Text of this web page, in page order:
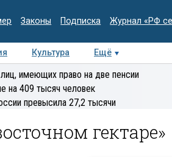
Законы Подписка Журнал «РФ
Культура
Ещё
Колумнисты
имеющих право на две пенсии
на 409 тысяч человек
превысила 27,2 тысячи
гектаре»